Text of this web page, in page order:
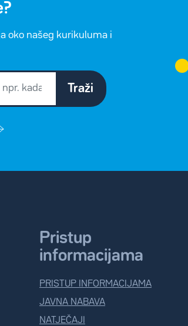
oko našeg kurikuluma i
Traži
Pristup
informacijama
PRISTUP INFORMACIJAMA
JAVNA NABAVA
NATJEČAJI